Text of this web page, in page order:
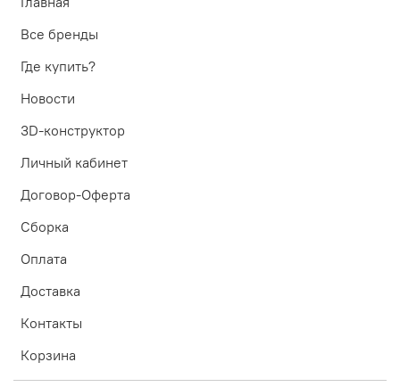
Все бренды
Где купить?
Новости
3D-конструктор
Личный кабинет
Договор-Оферта
Сборка
Оплата
Доставка
Контакты
Корзина